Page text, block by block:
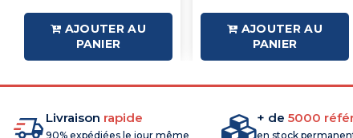
AJOUTER AU
PANIER
AJOUTER AU
PANIER
Livraison rapide
90% expédiées le jour même
+ de 5000
en stock